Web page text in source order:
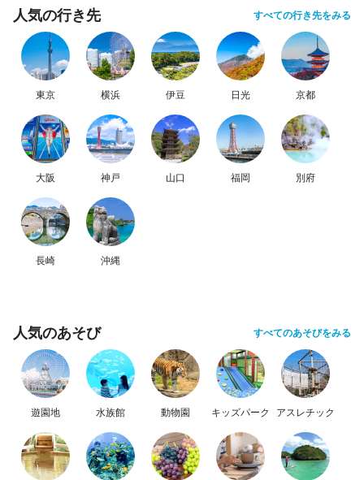
人気の行き先 すべての行き先をみる
東京 横浜 伊豆 日光 京都
大阪 神戸 山口 福岡 別府
長崎 沖縄
人気のあそび すべてのあそびをみる
遊園地 水族館 動物園 キッズパーク アスレチック